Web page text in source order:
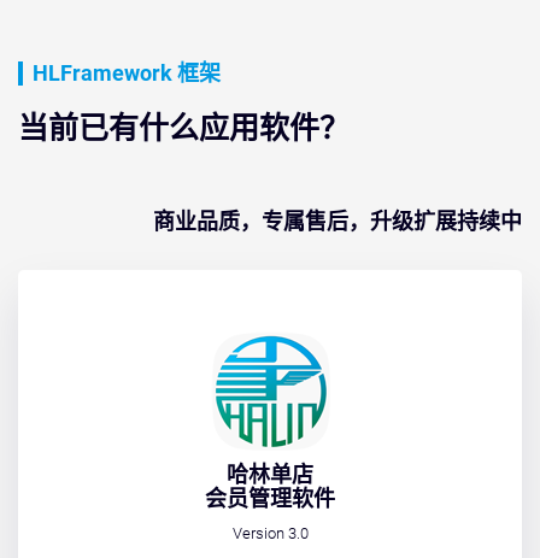
HLFramework 框架
当前已有什么应用软件？
商业品质，专属售后，升级扩展持续中
哈林单店
会员管理软件
Version 3.0